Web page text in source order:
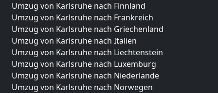
Umzug von Karlsruhe nach Finnland
Umzug von Karlsruhe nach Frankreich
Umzug von Karlsruhe nach Griechenland
Umzug von Karlsruhe nach Italien
Umzug von Karlsruhe nach Liechtenstein
Umzug von Karlsruhe nach Luxemburg
Umzug von Karlsruhe nach Niederlande
Umzug von Karlsruhe nach Norwegen